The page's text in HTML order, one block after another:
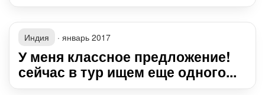
Индия · январь 2017
У меня классное предложение!
сейчас в тур ищем еще одного...